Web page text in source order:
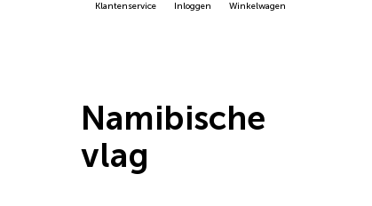
Klantenservice Inloggen Winkelwagen
Namibische
vlag